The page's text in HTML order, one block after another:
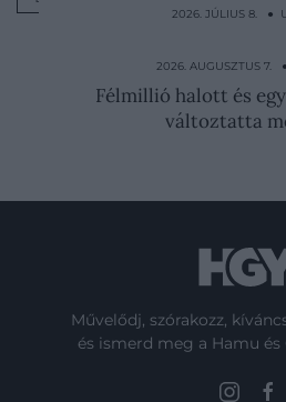
2026. JÚLIUS 8. ●
Elpusztult Robin Hood
amely 1200
2026. AUGUSZTUS 7.
Félmillió halott és
változtatta
Művelődj, szórakozz,
és ismerd meg a Hamu